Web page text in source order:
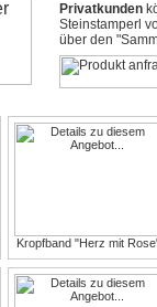
Privatkunden
Steinstamperl
über den
Kropfband "Herz mit